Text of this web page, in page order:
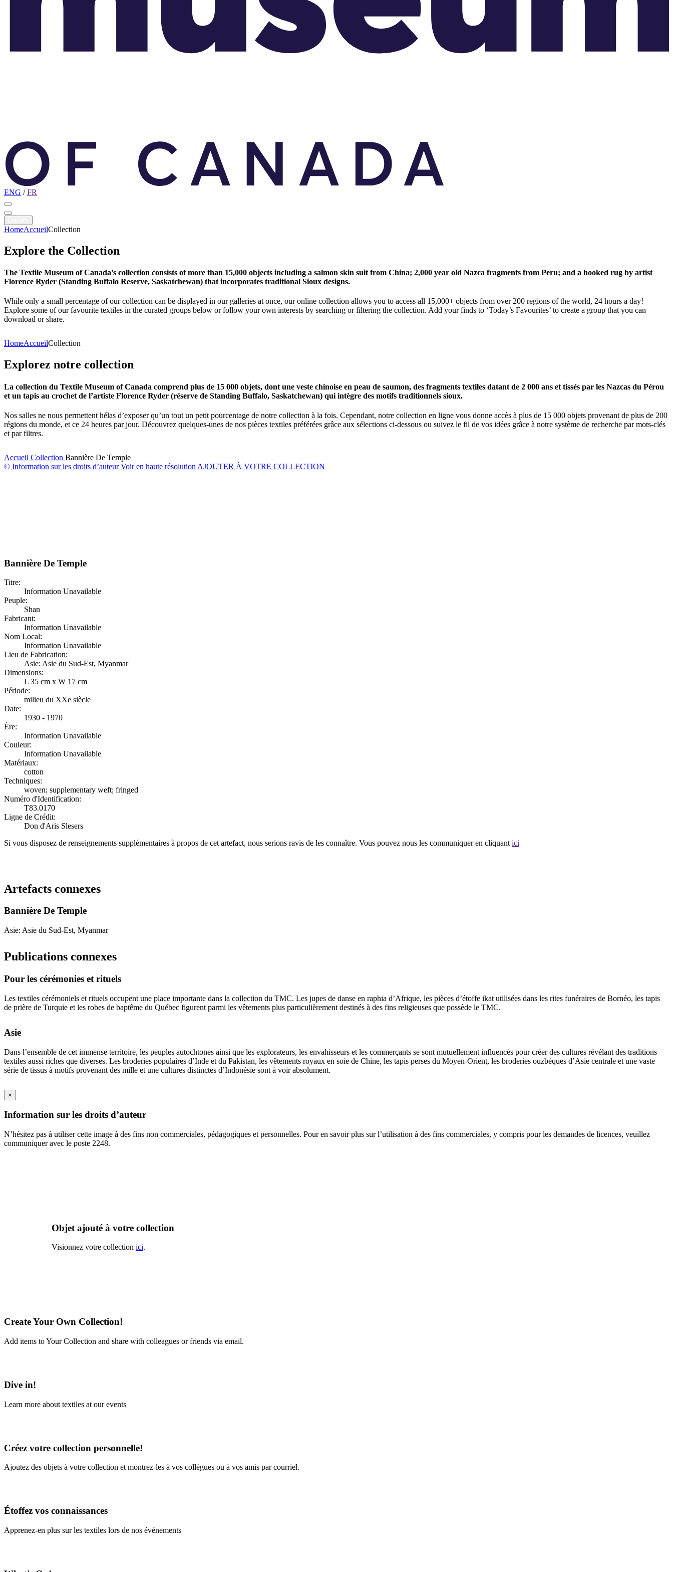
ENG /FR
HomeAccueilCollection
Explore the Collection
The Textile Museum of Canada’s collection consists of more than 15,000 objects including a salmon skin suit from China; 2,000 year old Nazca fragments from Peru; and a hooked rug by artist
Florence Ryder (Standing Buffalo Reserve, Saskatchewan) that incorporates traditional Sioux designs.
While only a small percentage of our collection can be displayed in our galleries at once, our online collection allows you to access all 15,000+ objects from over 200 regions of the world, 24 hours a day!
Explore some of our favourite textiles in the curated groups below or follow your own interests by searching or filtering the collection. Add your finds to ‘Today’s Favourites’ to create a group that you can
download or share.
HomeAccueilCollection
Explorez notre collection
La collection du Textile Museum of Canada comprend plus de 15 000 objets, dont une veste chinoise en peau de saumon, des fragments textiles datant de 2 000 ans et tissés par les Nazcas du Pérou
et un tapis au crochet de l’artiste Florence Ryder (réserve de Standing Buffalo, Saskatchewan) qui intègre des motifs traditionnels sioux.
Nos salles ne nous permettent hélas d’exposer qu’un tout un petit pourcentage de notre collection à la fois. Cependant, notre collection en ligne vous donne accès à plus de 15 000 objets provenant de plus de 200
régions du monde, et ce 24 heures par jour. Découvrez quelques-unes de nos pièces textiles préférées grâce aux sélections ci-dessous ou suivez le fil de vos idées grâce à notre système de recherche par mots-clés
et par filtres.
Accueil Collection Bannière De Temple
© Information sur les droits d’auteurVoir en haute résolution AJOUTER À VOTRE COLLECTION
Bannière De Temple
Titre:
Information Unavailable
Peuple:
Shan
Fabricant:
Information Unavailable
Nom Local:
Information Unavailable
Lieu de Fabrication:
Asie: Asie du Sud-Est, Myanmar
Dimensions:
L 35 cm x W 17 cm
Période:
milieu du XXe siècle
Date:
1930 - 1970
Ère:
Information Unavailable
Couleur:
Information Unavailable
Matériaux:
cotton
Techniques:
woven; supplementary weft; fringed
Numéro d'Identification:
T83.0170
Ligne de Crédit:
Don d'Aris Slesers
Si vous disposez de renseignements supplémentaires à propos de cet artefact, nous serions ravis de les connaître. Vous pouvez nous les communiquer en cliquant ici
Artefacts connexes
Bannière De Temple
Asie: Asie du Sud-Est, Myanmar
Publications connexes
Pour les cérémonies et rituels
Les textiles cérémoniels et rituels occupent une place importante dans la collection du TMC. Les jupes de danse en raphia d’Afrique, les pièces d’étoffe ikat utilisées dans les rites funéraires de Bornéo, les tapis
de prière de Turquie et les robes de baptême du Québec figurent parmi les vêtements plus particulièrement destinés à des fins religieuses que possède le TMC.
Asie
Dans l’ensemble de cet immense territoire, les peuples autochtones ainsi que les explorateurs, les envahisseurs et les commerçants se sont mutuellement influencés pour créer des cultures révélant des traditions
textiles aussi riches que diverses. Les broderies populaires d’Inde et du Pakistan, les vêtements royaux en soie de Chine, les tapis perses du Moyen-Orient, les broderies ouzbèques d’Asie centrale et une vaste
série de tissus à motifs provenant des mille et une cultures distinctes d’Indonésie sont à voir absolument.
×
Information sur les droits d’auteur
N’hésitez pas à utiliser cette image à des fins non commerciales, pédagogiques et personnelles. Pour en savoir plus sur l’utilisation à des fins commerciales, y compris pour les demandes de licences, veuillez
communiquer avec le poste 2248.
Objet ajouté à votre collection
Visionnez votre collection ici.
Create Your Own Collection!
Add items to Your Collection and share with colleagues or friends via email.
Dive in!
Learn more about textiles at our events
Créez votre collection personnelle!
Ajoutez des objets à votre collection et montrez-les à vos collègues ou à vos amis par courriel.
Étoffez vos connaissances
Apprenez-en plus sur les textiles lors de nos événements